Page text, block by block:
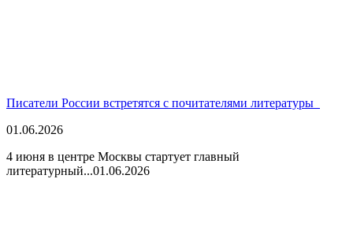
Писатели России встретятся с почитателями литературы
01.06.2026
4 июня в центре Москвы стартует главный
литературный...01.06.2026